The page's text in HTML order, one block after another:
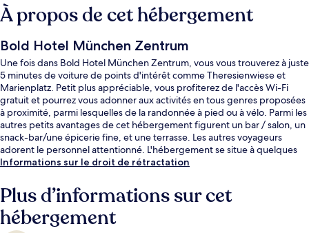
À propos de cet hébergement
Bold Hotel München Zentrum
Une fois dans Bold Hotel München Zentrum, vous vous trouverez à juste
5 minutes de voiture de points d'intérêt comme Theresienwiese et
Marienplatz. Petit plus appréciable, vous profiterez de l'accès Wi-Fi
gratuit et pourrez vous adonner aux activités en tous genres proposées
à proximité, parmi lesquelles de la randonnée à pied ou à vélo. Parmi les
autres petits avantages de cet hébergement figurent un bar / salon, un
snack-bar/une épicerie fine, et une terrasse. Les autres voyageurs
adorent le personnel attentionné. L'hébergement se situe à quelques
minutes de marche des transports publics. Là, Station de métro
Informations sur le droit de rétractation
Plus d’informations sur cet
hébergement